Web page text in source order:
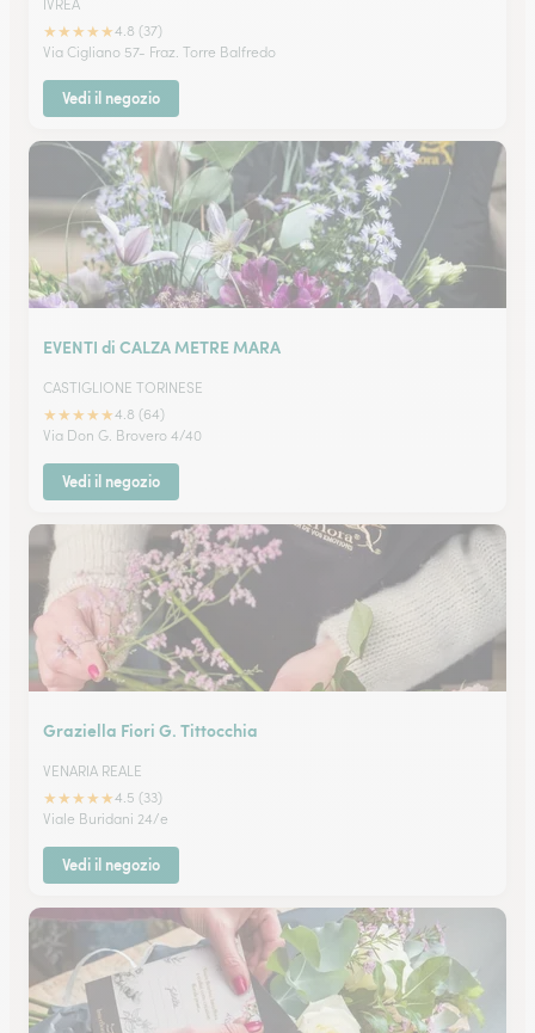
IVREA
★★★★★4.8 (37)
Via Cigliano 57- Fraz. Torre Balfredo
Vedi il negozio
EVENTI di CALZA METRE MARA
CASTIGLIONE TORINESE
★★★★★4.8 (64)
Via Don G. Brovero 4/40
Vedi il negozio
Graziella Fiori G. Tittocchia
VENARIA REALE
★★★★★4.5 (33)
Viale Buridani 24/e
Vedi il negozio